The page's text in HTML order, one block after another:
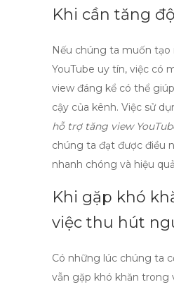
Khi cần tăng
Nếu chúng ta muốn tạo
YouTube uy tín, việc có
view đáng kể có thể
cậy của kênh. Việc sử
hỗ trợ tăng view
chúng ta đạt được điều
nhanh chóng và hiệu
Khi gặp khó
việc thu hút
Có những lúc chúng ta
vẫn gặp khó khăn trong